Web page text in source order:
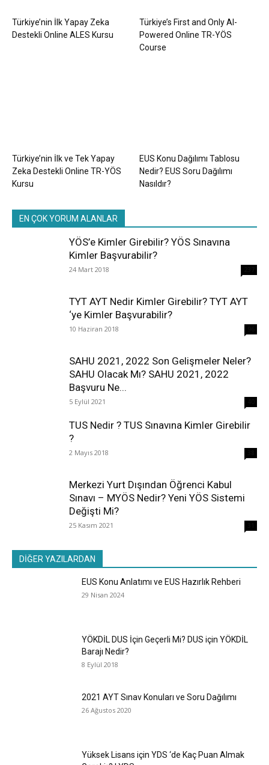
Türkiye’nin İlk Yapay Zeka
Destekli Online ALES Kursu
Türkiye’s First and Only AI-
Powered Online TR-YÖS
Course
Türkiye’nin İlk ve Tek Yapay
Zeka Destekli Online TR-YÖS
Kursu
EUS Konu Dağılımı Tablosu
Nedir? EUS Soru Dağılımı
Nasıldır?
EN ÇOK YORUM ALANLAR
YÖS’e Kimler Girebilir? YÖS Sınavına
Kimler Başvurabilir?
24 Mart 2018
TYT AYT Nedir Kimler Girebilir? TYT AYT
‘ye Kimler Başvurabilir?
10 Haziran 2018
SAHU 2021, 2022 Son Gelişmeler Neler?
SAHU Olacak Mı? SAHU 2021, 2022
Başvuru Ne...
5 Eylül 2021
TUS Nedir ? TUS Sınavına Kimler Girebilir
?
2 Mayıs 2018
Merkezi Yurt Dışından Öğrenci Kabul
Sınavı – MYÖS Nedir? Yeni YÖS Sistemi
Değişti Mi?
25 Kasım 2021
DİĞER YAZILARDAN
EUS Konu Anlatımı ve EUS Hazırlık Rehberi
29 Nisan 2024
YÖKDİL DUS İçin Geçerli Mi? DUS için YÖKDİL
Barajı Nedir?
8 Eylül 2018
2021 AYT Sınav Konuları ve Soru Dağılımı
26 Ağustos 2020
Yüksek Lisans için YDS ‘de Kaç Puan Almak